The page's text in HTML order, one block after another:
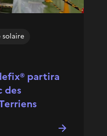
partira
des
solaire